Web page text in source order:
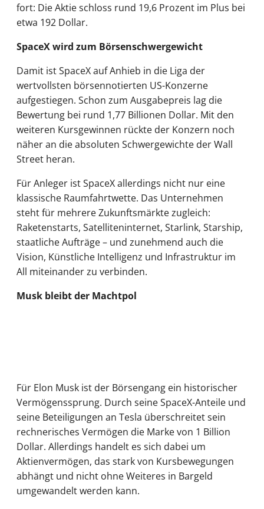
fort: Die Aktie schloss rund 19,6 Prozent im Plus bei
etwa 192 Dollar.
SpaceX wird zum Börsenschwergewicht
Damit ist SpaceX auf Anhieb in die Liga der
wertvollsten börsennotierten US-Konzerne
aufgestiegen. Schon zum Ausgabepreis lag die
Bewertung bei rund 1,77 Billionen Dollar. Mit den
weiteren Kursgewinnen rückte der Konzern noch
näher an die absoluten Schwergewichte der Wall
Street heran.
Für Anleger ist SpaceX allerdings nicht nur eine
klassische Raumfahrtwette. Das Unternehmen
steht für mehrere Zukunftsmärkte zugleich:
Raketenstarts, Satelliteninternet, Starlink, Starship,
staatliche Aufträge – und zunehmend auch die
Vision, Künstliche Intelligenz und Infrastruktur im
All miteinander zu verbinden.
Musk bleibt der Machtpol
Für Elon Musk ist der Börsengang ein historischer
Vermögenssprung. Durch seine SpaceX-Anteile und
seine Beteiligungen an Tesla überschreitet sein
rechnerisches Vermögen die Marke von 1 Billion
Dollar. Allerdings handelt es sich dabei um
Aktienvermögen, das stark von Kursbewegungen
abhängt und nicht ohne Weiteres in Bargeld
umgewandelt werden kann.